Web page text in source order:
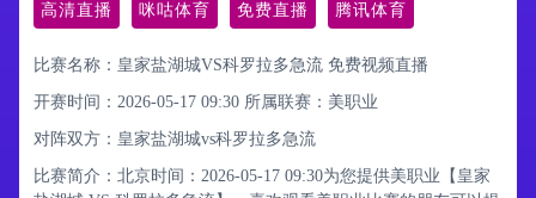
高清直播
咪咕体育 免费直播 腾讯体育
比赛名称：皇家盐湖城VS科罗拉多急流 免费视频直播
开赛时间：2026-05-17 09:30 所属联赛： 美职业
对阵双方：皇家盐湖城vs科罗拉多急流
比赛简介：北京时间：2026-05-17 09:30为您提供美职业【皇家